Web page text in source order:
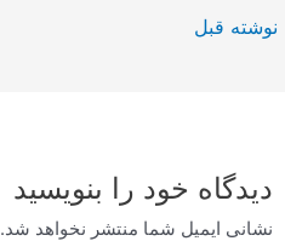
نوشته قبل
دیدگاه‌ خود را بنویسید
نشانی ایمیل شما منتشر نخواهد شد.